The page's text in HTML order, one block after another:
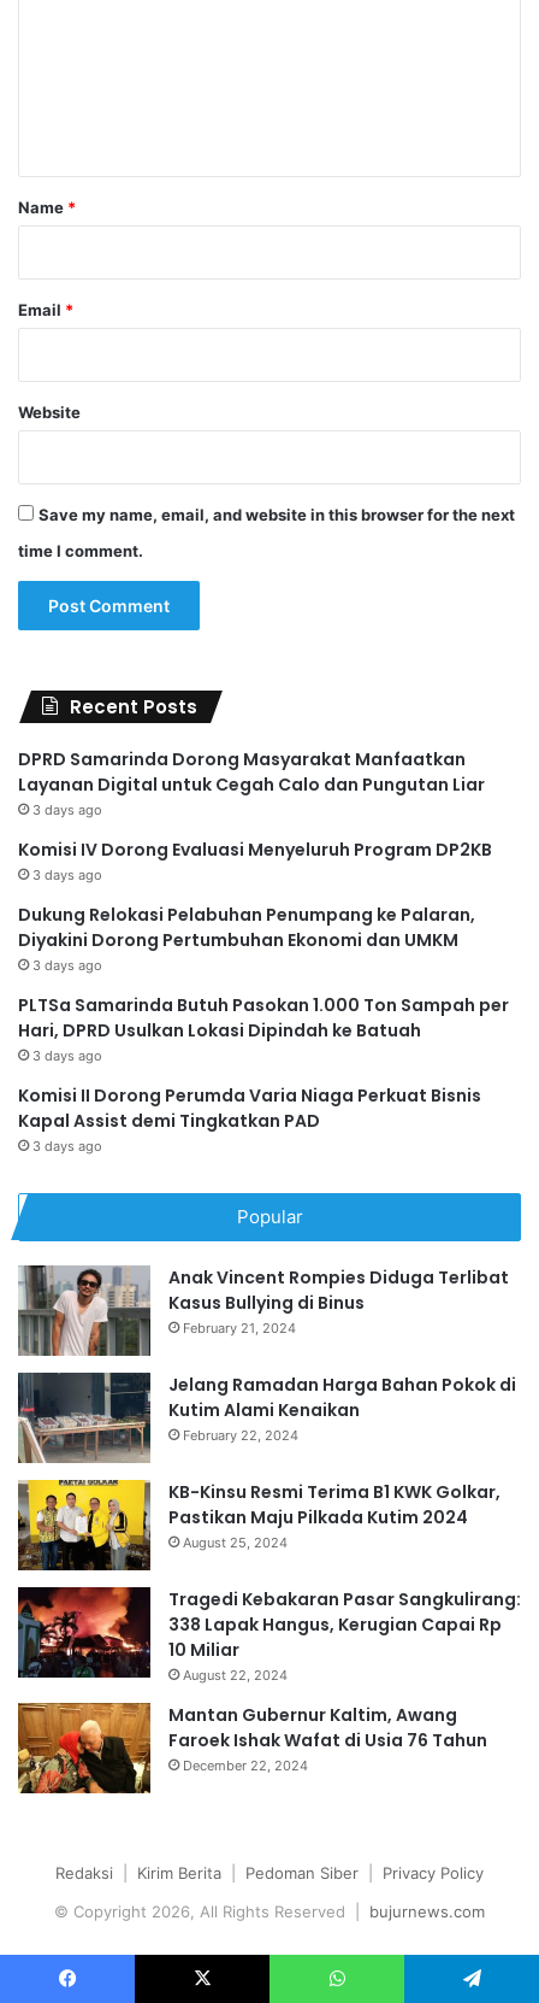
*
Name *
Email *
Website
Save my name, email, and website in this browser for the next
time I comment.
Recent Posts
DPRD Samarinda Dorong Masyarakat Manfaatkan
Layanan Digital untuk Cegah Calo dan Pungutan Liar
3 days ago
Komisi IV Dorong Evaluasi Menyeluruh Program DP2KB
3 days ago
Dukung Relokasi Pelabuhan Penumpang ke Palaran,
Diyakini Dorong Pertumbuhan Ekonomi dan UMKM
3 days ago
PLTSa Samarinda Butuh Pasokan 1.000 Ton Sampah per
Hari, DPRD Usulkan Lokasi Dipindah ke Batuah
3 days ago
Komisi II Dorong Perumda Varia Niaga Perkuat Bisnis
Kapal Assist demi Tingkatkan PAD
3 days ago
Popular
Anak Vincent Rompies Diduga Terlibat
Kasus Bullying di Binus
February 21, 2024
Jelang Ramadan Harga Bahan Pokok di
Kutim Alami Kenaikan
February 22, 2024
KB-Kinsu Resmi Terima B1 KWK Golkar,
Pastikan Maju Pilkada Kutim 2024
August 25, 2024
Tragedi Kebakaran Pasar Sangkulirang:
338 Lapak Hangus, Kerugian Capai Rp
10 Miliar
August 22, 2024
Mantan Gubernur Kaltim, Awang
Faroek Ishak Wafat di Usia 76 Tahun
December 22, 2024
Redaksi Kirim Berita Pedoman Siber
Privacy Policy
© Copyright 2026, All Rights Reserved | bujurnews.com